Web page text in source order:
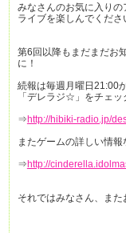
みなさんのお気に入りの
ライブを楽しんでくださ
第6回以降もまだまだお
に！
続報は毎週月曜日21:00
「デレラジ☆」をチェッ
⇒http://hibiki-radio.jp/
またゲームの詳しい情
⇒http://
それではみなさん、また